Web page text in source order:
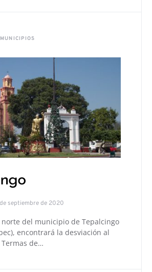
septiembre de 2020
del municipio de Tepalcingo
encontrará la desviación al
de…